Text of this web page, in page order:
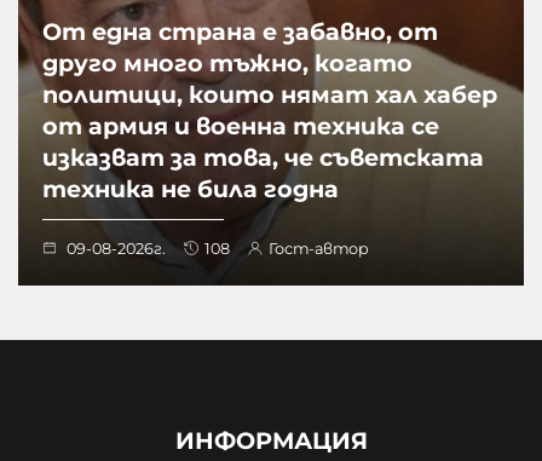
От една страна е забавно, от
друго много тъжно, когато
политици, които нямат хал хабер
от армия и военна техника се
изказват за това, че съветската
техника не била годна
09-08-2026г. 108 Гост-автор
ИНФОРМАЦИЯ